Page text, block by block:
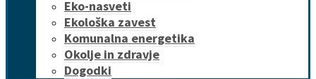
Eko-nasveti
Ekološka zavest
Komunalna energetika
Okolje in zdravje
Dogodki